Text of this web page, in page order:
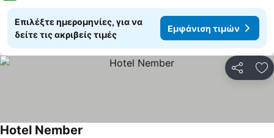
Επιλέξτε ημερομηνίες, για να
δείτε τις ακριβείς τιμές
Εμφάνιση τιμών
Hotel Nember